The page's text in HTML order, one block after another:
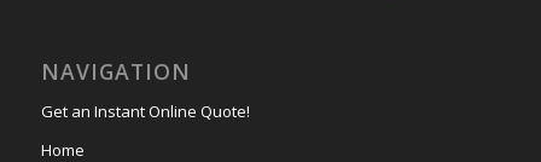
NAVIGATION
Get an Instant Online Quote!
Home